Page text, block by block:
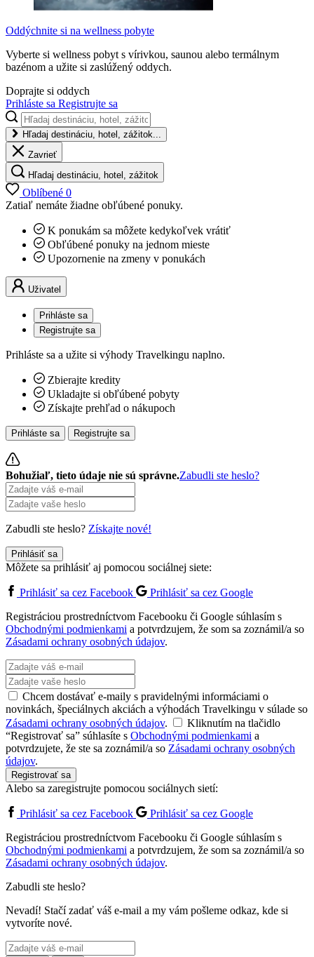
Oddýchnite si na wellness pobyte
Vyberte si wellness pobyt s vírivkou, saunou alebo termálnym
bazénom a užite si zaslúžený oddych.
Doprajte si oddych
Prihláste sa Registrujte sa
Hľadaj destináciu, hotel, zážitok...
Zavrieť
Hľadaj destináciu, hotel, zážitok
Oblíbené 0
Zatiaľ nemáte žiadne obľúbené ponuky.
K ponukám sa môžete kedykoľvek vrátiť
Obľúbené ponuky na jednom mieste
Upozornenie na zmeny v ponukách
Uživatel
Prihláste sa
Registrujte sa
Prihláste sa a užite si výhody Travelkingu naplno.
Zbierajte kredity
Ukladajte si obľúbené pobyty
Získajte prehľad o nákupoch
Prihláste sa Registrujte sa
Bohužiaľ, tieto údaje nie sú správne.Zabudli ste heslo?
Zabudli ste heslo? Získajte nové!
Prihlásiť sa
Môžete sa prihlásiť aj pomocou sociálnej siete:
Prihlásiť sa cez Facebook
Prihlásiť sa cez Google
Registráciou prostredníctvom Facebooku či Google súhlasím s
Obchodnými podmienkami a potvrdzujem, že som sa zoznámil/a so
Zásadami ochrany osobných údajov.
Chcem dostávať e-maily s pravidelnými informáciami o
novinkách, špeciálnych akciách a výhodách Travelkingu v súlade so
Zásadami ochrany osobných údajov.
Kliknutím na tlačidlo
“Registrovať sa” súhlasíte s Obchodnými podmienkami a
potvrdzujete, že ste sa zoznámil/a so Zásadami ochrany osobných
údajov.
Registrovať sa
Alebo sa zaregistrujte pomocou sociálnych sietí:
Prihlásiť sa cez Facebook
Prihlásiť sa cez Google
Registráciou prostredníctvom Facebooku či Google súhlasím s
Obchodnými podmienkami a potvrdzujem, že som sa zoznámil/a so
Zásadami ochrany osobných údajov.
Zabudli ste heslo?
Nevadí! Stačí zadať váš e-mail a my vám pošleme odkaz, kde si
vytvoríte nové.